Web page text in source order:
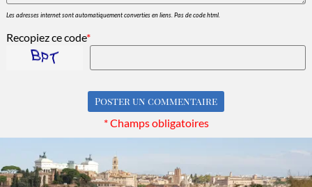
Les adresses internet sont automatiquement converties en liens. Pas de code html.
Recopiez ce code*
* Champs obligatoires